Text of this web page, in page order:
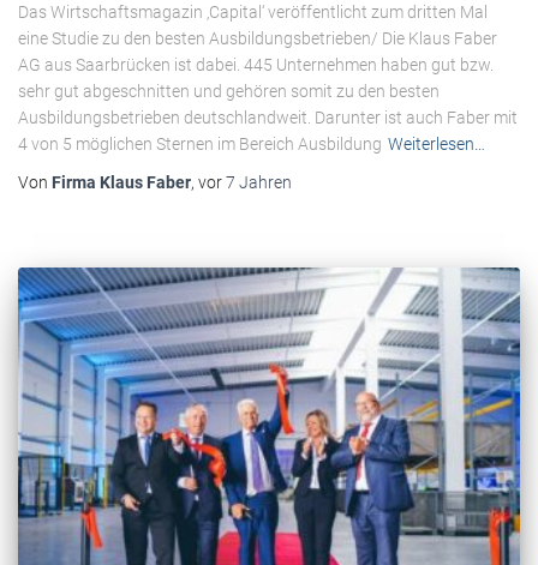
Das Wirtschaftsmagazin ‚Capital‘ veröffentlicht zum dritten Mal
eine Studie zu den besten Ausbildungsbetrieben/ Die Klaus Faber
AG aus Saarbrücken ist dabei. 445 Unternehmen haben gut bzw.
sehr gut abgeschnitten und gehören somit zu den besten
Ausbildungsbetrieben deutschlandweit. Darunter ist auch Faber mit
4 von 5 möglichen Sternen im Bereich Ausbildung Weiterlesen…
Von Firma Klaus Faber, vor7 Jahren